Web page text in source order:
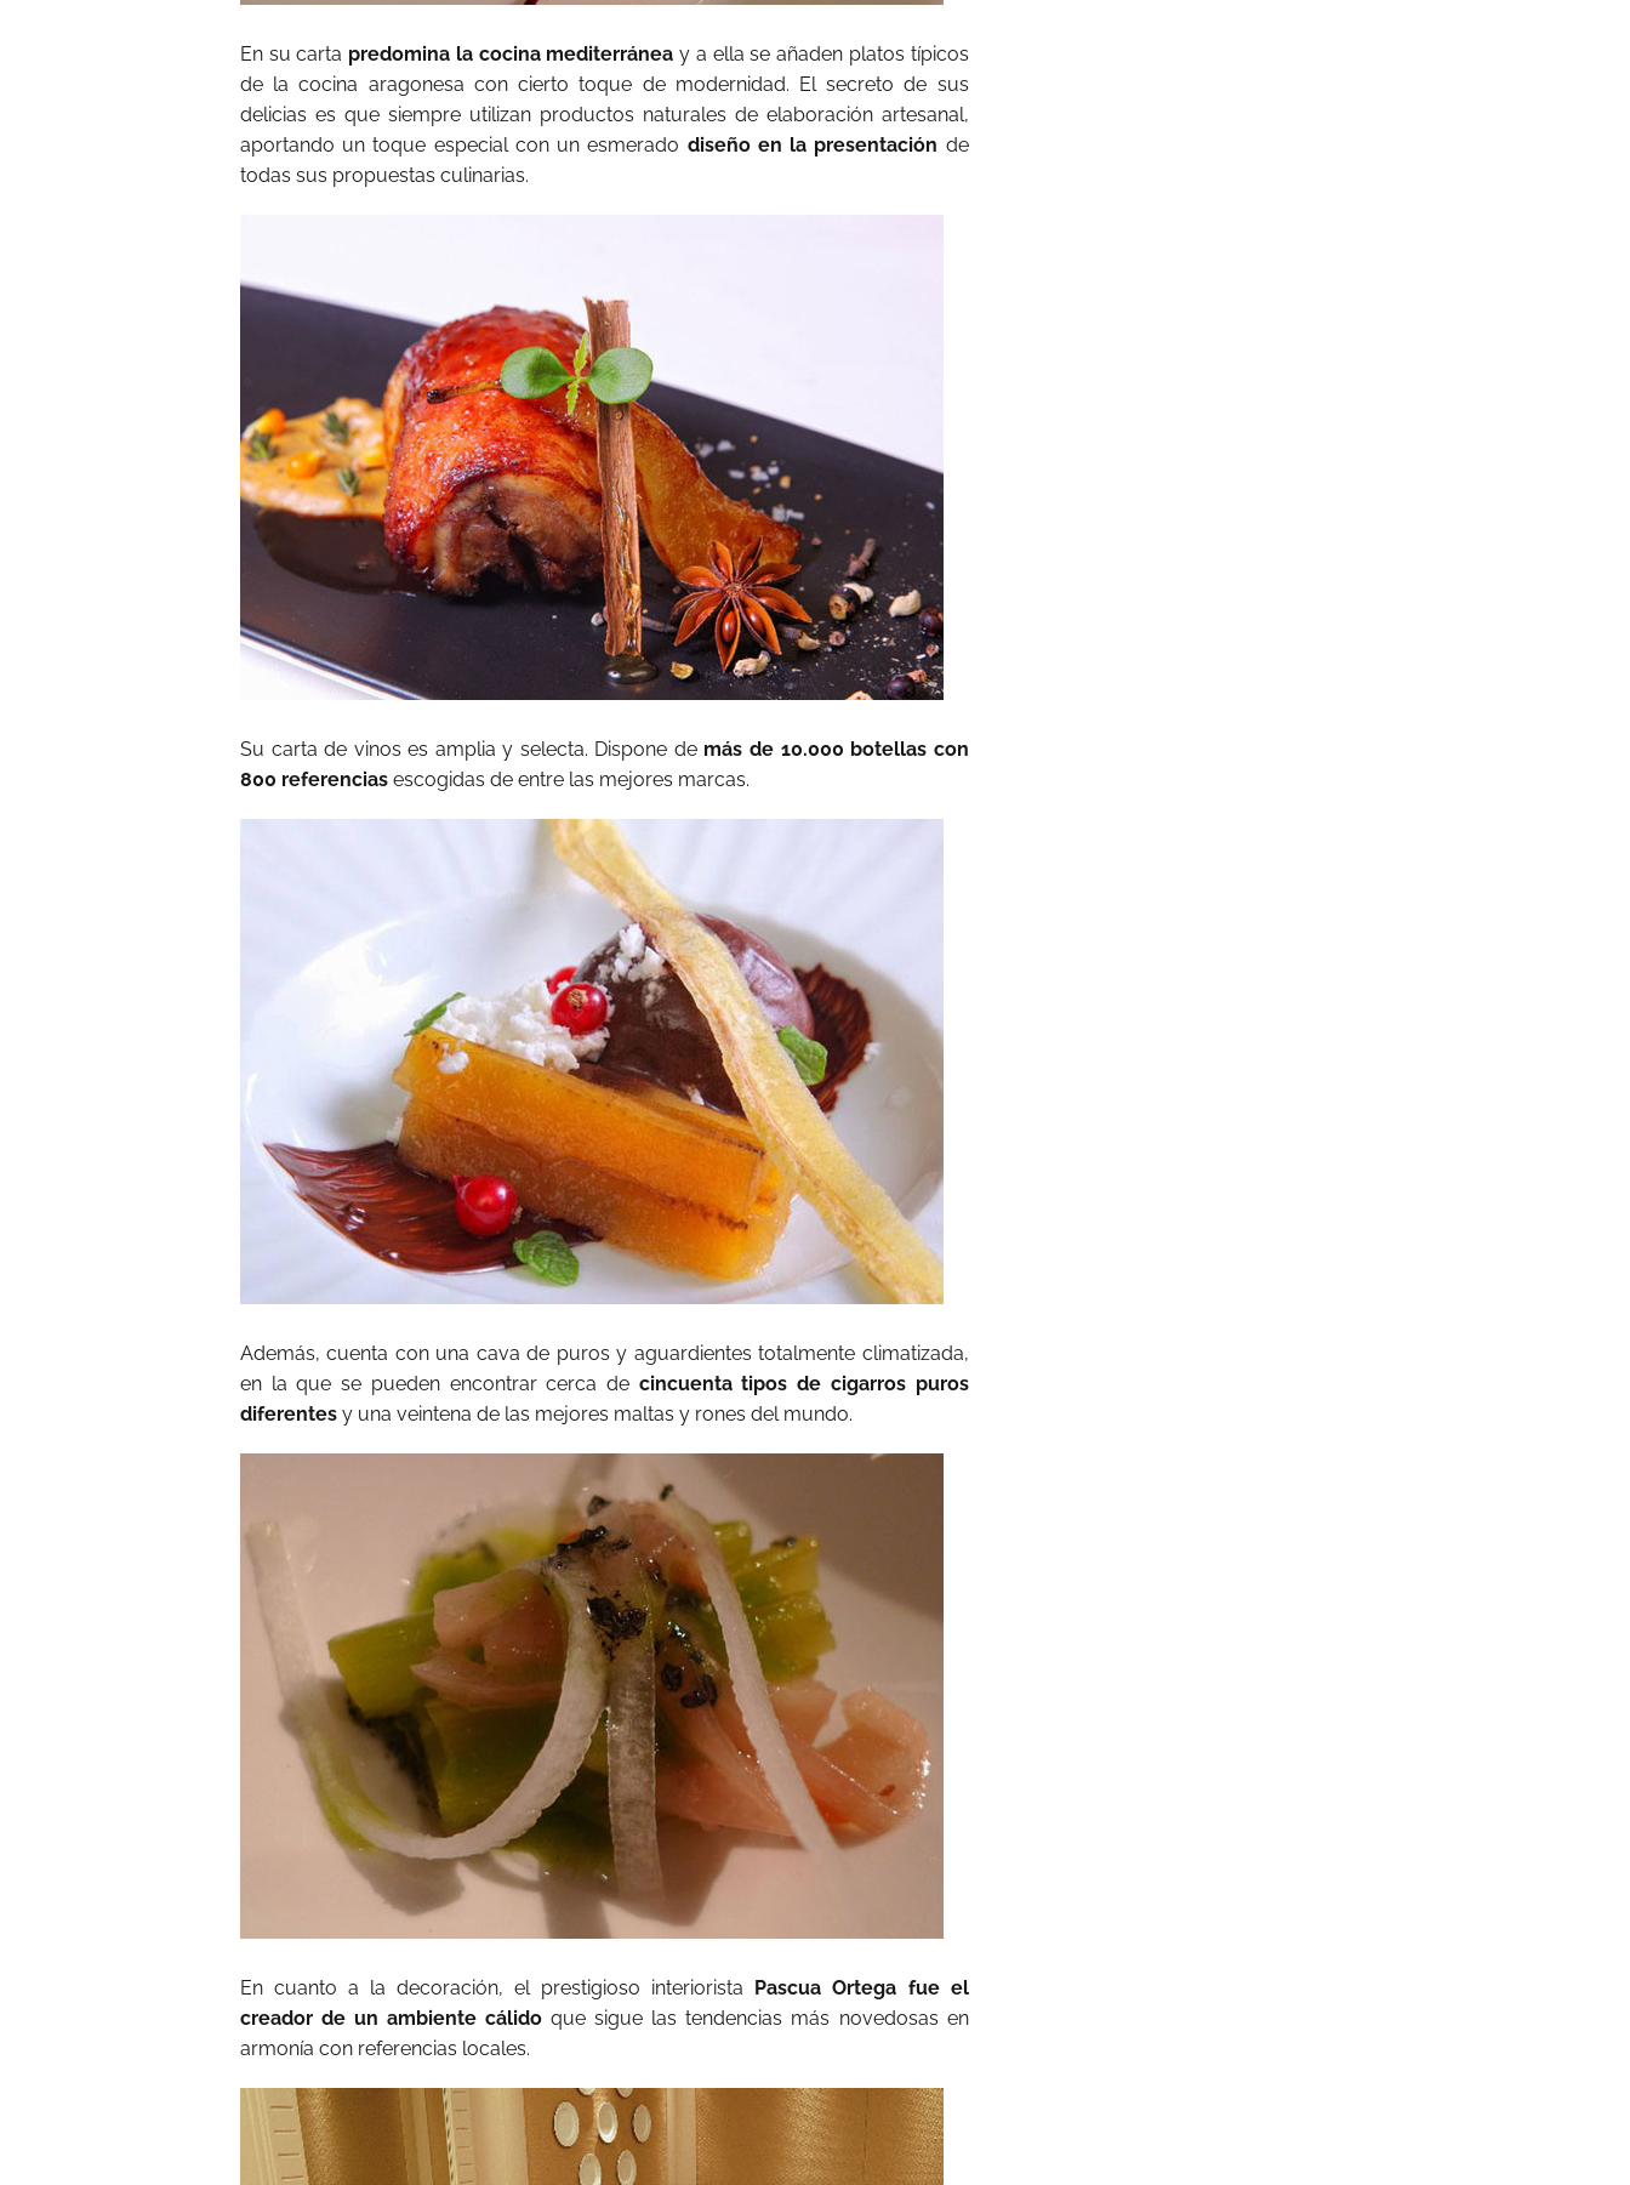
En su carta predomina la cocina mediterránea y a ella se añaden platos típicos
de la cocina aragonesa con cierto toque de modernidad. El secreto de sus
delicias es que siempre utilizan productos naturales de elaboración artesanal,
aportando un toque especial con un esmerado diseño en la presentación de
todas sus propuestas culinarias.
Su carta de vinos es amplia y selecta. Dispone de más de 10.000 botellas con
800 referencias escogidas de entre las mejores marcas.
Además, cuenta con una cava de puros y aguardientes totalmente climatizada,
en la que se pueden encontrar cerca de cincuenta tipos de cigarros puros
diferentes y una veintena de las mejores maltas y rones del mundo.
En cuanto a la decoración, el prestigioso interiorista Pascua Ortega fue el
creador de un ambiente cálido que sigue las tendencias más novedosas en
armonía con referencias locales.